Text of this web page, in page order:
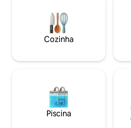
hóspede desfruta da paisagem
do Himalaia, a brisa do rio fluindo
Cozinha
Piscina